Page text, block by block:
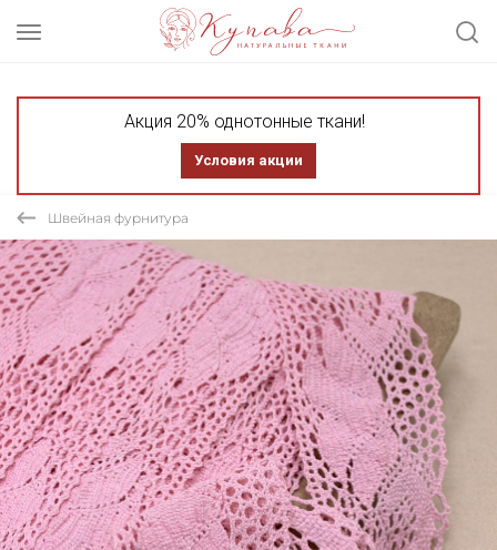
Акция 20% однотонные ткани!
Условия акции
Швейная фурнитура